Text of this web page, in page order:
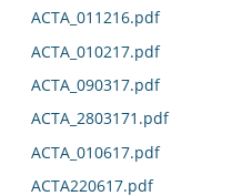
ACTA_011216.pdf
ACTA_010217.pdf
ACTA_090317.pdf
ACTA_2803171.pdf
ACTA_010617.pdf
ACTA220617.pdf